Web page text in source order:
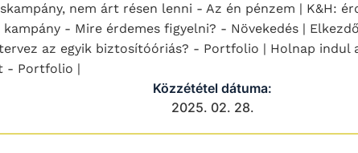
nem árt résen lenni - Az én pénzem | K&H:
- Mire érdemes figyelni? - Növekedés |
az egyik biztosítóóriás? - Portfolio | Holnap indul
- Portfolio |
Közzététel dátuma:
2025. 02. 28.